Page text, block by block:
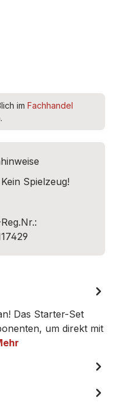
im Fachhandel
Spielzeug!
Das Starter-Set
um direkt mit